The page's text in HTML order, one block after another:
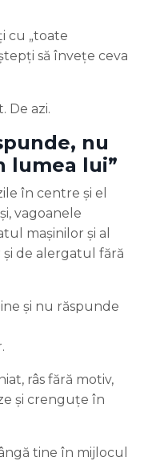
cu „toate
să învețe ceva
De azi.
nu
lumea lui”
în centre și el
vagoanele
mașinilor și al
de alergatul fără
și nu răspunde
râs fără motiv,
și crenguțe în
tine în mijlocul